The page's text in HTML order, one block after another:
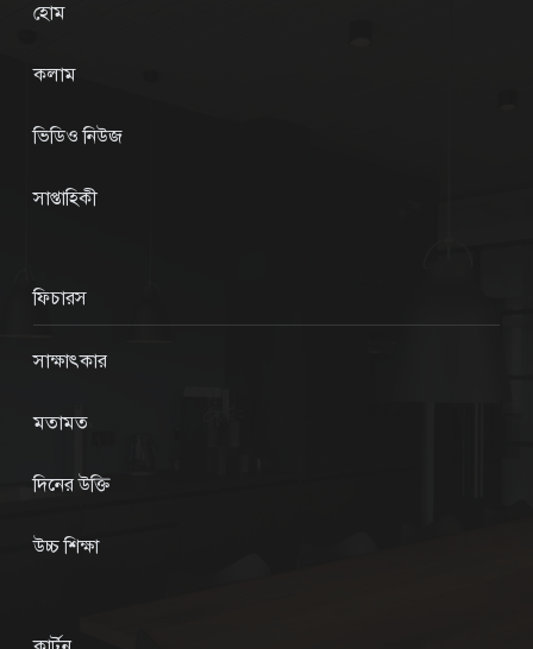
হোম
কলাম
ভিডিও নিউজ
সাপ্তাহিকী
ফিচারস
সাক্ষাৎকার
মতামত
দিনের উক্তি
উচ্চ শিক্ষা